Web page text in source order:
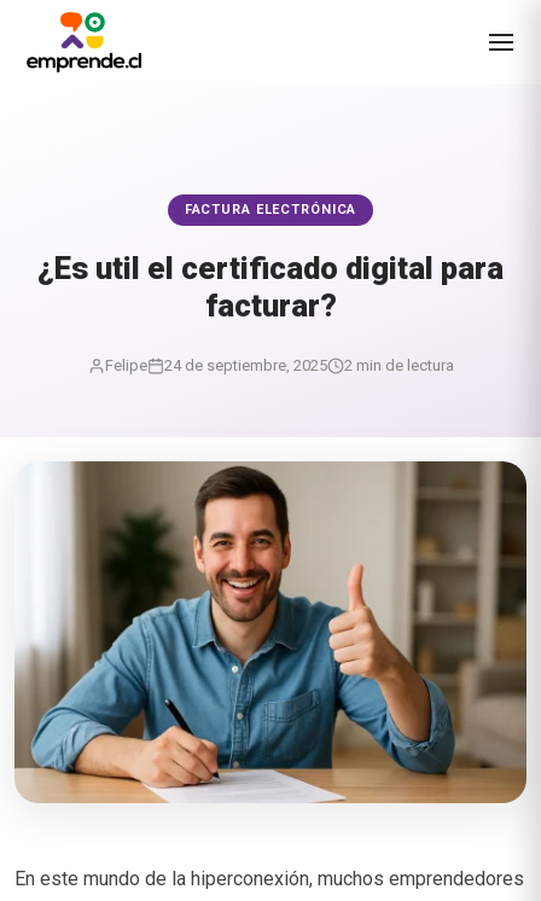
FACTURA ELECTRÓNICA
¿Es util el certificado digital para
facturar?
Felipe 24 de septiembre, 2025 2 min de lectura
En este mundo de la hiperconexión, muchos emprendedores